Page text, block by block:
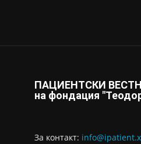
ПАЦИЕНТСКИ
на фондация
За контaкт: